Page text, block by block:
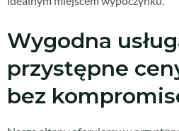
Wygodna
przystępne
bez